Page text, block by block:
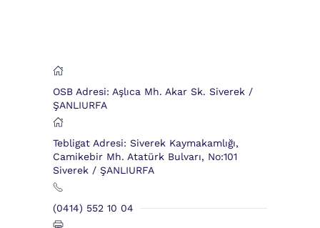
OSB Adresi: Aşlıca Mh. Akar Sk. Siverek /
ŞANLIURFA
Tebligat Adresi: Siverek Kaymakamlığı,
Camikebir Mh. Atatürk Bulvarı, No:101
Siverek / ŞANLIURFA
(0414) 552 10 04